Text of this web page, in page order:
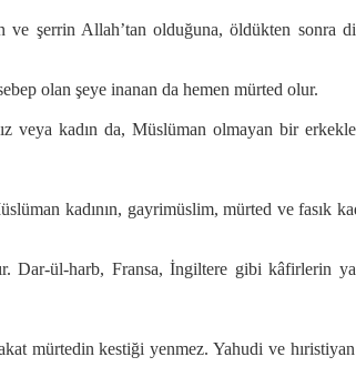
şerrin Allah’tan olduğuna, öldükten sonra
olan şeye inanan da hemen mürted olur.
kadın da, Müslüman olmayan bir
kadının, gayrimüslim, mürted ve fasık
Dar-ül-harb, Fransa, İngiltere gibi kâfirlerin
mürtedin kestiği yenmez. Yahudi ve